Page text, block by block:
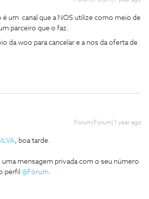
é um canal que a NOS utilize como meio de
parceiro que o faz.
da woo para cancelar e a nos da oferta de
Forum|Forum|1 year ago
, boa tarde.
mensagem privada com o seu número
perfil
@Fórum.